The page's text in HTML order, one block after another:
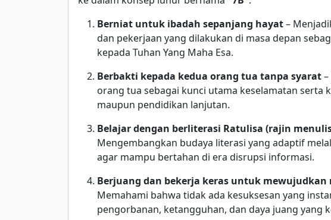
Berniat untuk ibadah sepanjang hayat–
dan pekerjaan yang dilakukan di masa depan
kepada Tuhan Yang Maha Esa.
Berbakti kepada kedua orang tua tanpa syarat
orang tua sebagai kunci utama keselamatan serta
maupun pendidikan lanjutan.
Belajar dengan berliterasi Ratulisa (rajin
Mengembangkan budaya literasi yang adaptif
agar mampu bertahan di era disrupsi informasi.
Berjuang dan bekerja keras untuk
Memahami bahwa tidak ada kesuksesan yang
pengorbanan, ketangguhan, dan daya juang yang